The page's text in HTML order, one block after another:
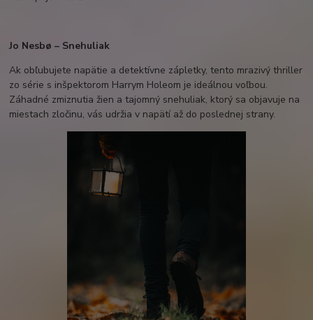
Jo Nesbø – Snehuliak
Ak obľubujete napätie a detektívne zápletky, tento mrazivý thriller
zo série s inšpektorom Harrym Holeom je ideálnou voľbou.
Záhadné zmiznutia žien a tajomný snehuliak, ktorý sa objavuje na
miestach zločinu, vás udržia v napätí až do poslednej strany.